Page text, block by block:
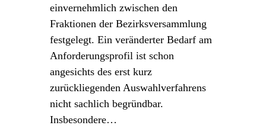
einvernehmlich zwischen den
Fraktionen der Bezirksversammlung
festgelegt. Ein veränderter Bedarf am
Anforderungsprofil ist schon
angesichts des erst kurz
zurückliegenden Auswahlverfahrens
nicht sachlich begründbar.
Insbesondere…